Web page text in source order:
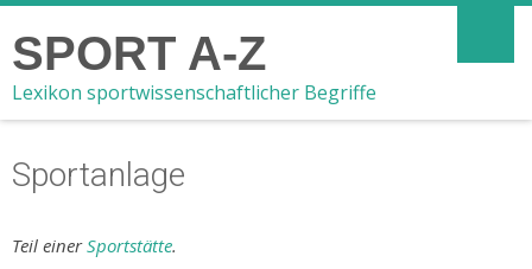
SPORT A-Z
Lexikon sportwissenschaftlicher Begriffe
Sportanlage
Teil einerSportstätte.